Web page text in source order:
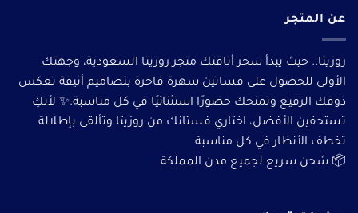
عن المتجر
روزيتا.. حيث يبدأ سحر أناقتك متجر روزيتا السعودية، وجهتك
الأولى للحصول على فساتين سهرة فاخرة بتصاميم أنيقة تعكس
ذوقك الرفيع وتمنحك حضورًا استثنائيًا في كل مناسبة.✨ لأنكِ
تستحقين الأفضل، اختاري فستانك من روزيتا وتألقى بإطلالة
تخطف الأنظار في كل مناسبة
📦 شحن سريع لجميع مدن المملكة